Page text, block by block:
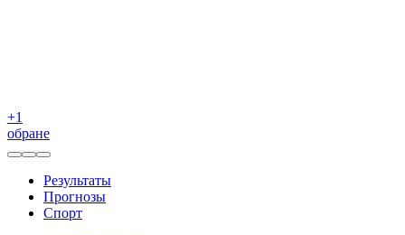
+1
обране
Результаты
Прогнозы
Спорт